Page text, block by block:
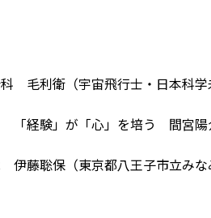
毛利衛（宇宙飛行士・日本科学
経験」が「心」を培う 間宮陽
藤聡保（東京都八王子市立みな